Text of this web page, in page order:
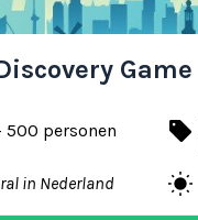
Game
500 personen local_offer
in Nederland wb_sunny